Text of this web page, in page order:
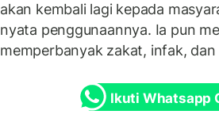
akan kembali lagi kepada
nyata penggunaannya. Ia pun
memperbanyak zakat, infak, dan
Ikuti Whatsapp